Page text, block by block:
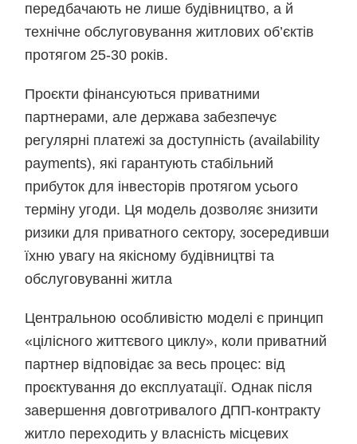
передбачають не лише будівництво, а й
технічне обслуговування житлових об’єктів
протягом 25-30 років.
Проєкти фінансуються приватними
партнерами, але держава забезпечує
регулярні платежі за доступність (availability
payments), які гарантують стабільний
прибуток для інвесторів протягом усього
терміну угоди. Ця модель дозволяє знизити
ризики для приватного сектору, зосередивши
їхню увагу на якісному будівництві та
обслуговуванні житла
Центральною особливістю моделі є принцип
«цілісного життєвого циклу», коли приватний
партнер відповідає за весь процес: від
проєктування до експлуатації. Однак після
завершення довготривалого ДПП-контракту
житло переходить у власність місцевих